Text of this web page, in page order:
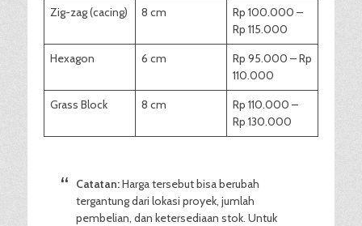
Zig-zag (cacing)
8 cm
Rp 100.000 –
Rp 115.000
Hexagon
6 cm
Rp 95.000 – Rp
110.000
Grass Block
8 cm
Rp 110.000 –
Rp 130.000
Catatan:Harga tersebut bisa berubah
tergantung dari lokasi proyek, jumlah
pembelian, dan ketersediaan stok. Untuk